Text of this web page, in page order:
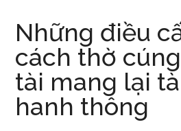
Những điều
cách thờ
tài mang lại
hanh thông